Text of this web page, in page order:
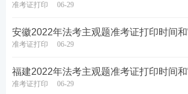
准考证打印 06-29
安徽2022年法考主观题准考证打印时间
准考证打印 06-29
福建2022年法考主观题准考证打印时间
准考证打印 06-29